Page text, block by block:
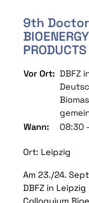
9th
PRODUCTS
Vor Ort: DBFZ
Wann:
08:30
Ort: Leipzig
Am 23./24.
DBFZ in
Colloquium